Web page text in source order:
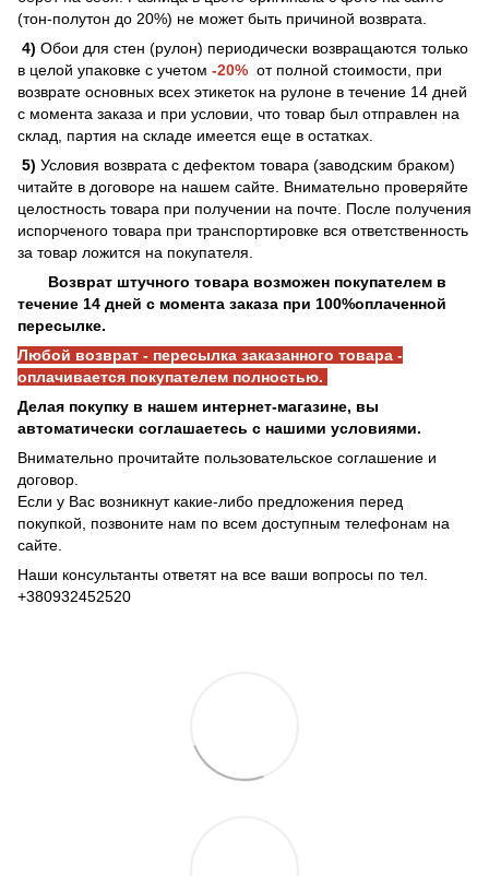
(тон-полутон до 20%) не может быть причиной возврата.
4) Обои для стен (рулон) периодически возвращаются только
в целой упаковке с учетом -20% от полной стоимости, при
возврате основных всех этикеток на рулоне в течение 14 дней
с момента заказа и при условии, что товар был отправлен на
склад, партия на складе имеется еще в остатках.
5) Условия возврата с дефектом товара (заводским браком)
читайте в договоре на нашем сайте. Внимательно проверяйте
целостность товара при получении на почте. После получения
испорченого товара при транспортировке вся ответственность
за товар ложится на покупателя.
Возврат штучного товара возможен покупателем в
течение 14 дней с момента заказа при 100%оплаченной
пересылке.
Любой возврат - пересылка заказанного товара -
оплачивается покупателем полностью.
Делая покупку в нашем интернет-магазине, вы
автоматически соглашаетесь с нашими условиями.
Внимательно прочитайте пользовательское соглашение и
договор.
Если у Вас возникнут какие-либо предложения перед
покупкой, позвоните нам по всем доступным телефонам на
сайте.
Наши консультанты ответят на все ваши вопросы по тел.
+380932452520